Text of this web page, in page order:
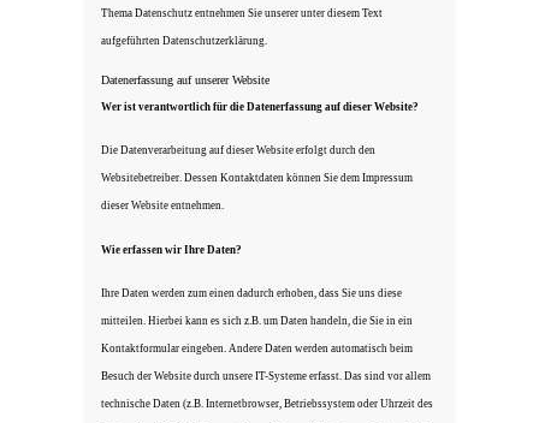
Thema Datenschutz entnehmen Sie unserer unter diesem Text
aufgeführten Datenschutzerklärung.
Datenerfassung auf unserer Website
Wer ist verantwortlich für die Datenerfassung auf dieser Website?
Die Datenverarbeitung auf dieser Website erfolgt durch den
Websitebetreiber. Dessen Kontaktdaten können Sie dem Impressum
dieser Website entnehmen.
Wie erfassen wir Ihre Daten?
Ihre Daten werden zum einen dadurch erhoben, dass Sie uns diese
mitteilen. Hierbei kann es sich z.B. um Daten handeln, die Sie in ein
Kontaktformular eingeben. Andere Daten werden automatisch beim
Besuch der Website durch unsere IT-Systeme erfasst. Das sind vor allem
technische Daten (z.B. Internetbrowser, Betriebssystem oder Uhrzeit des